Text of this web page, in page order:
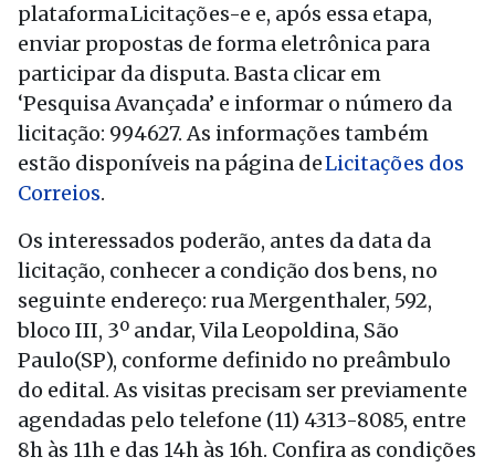
plataforma Licitações-e e, após essa etapa,
enviar propostas de forma eletrônica para
participar da disputa. Basta clicar em
‘Pesquisa Avançada’ e informar o número da
licitação: 994627. As informações também
estão disponíveis na página deLicitações dos
Correios.
Os interessados poderão, antes da data da
licitação, conhecer a condição dos bens, no
seguinte endereço: rua Mergenthaler, 592,
bloco III, 3º andar, Vila Leopoldina, São
Paulo(SP), conforme definido no preâmbulo
do edital. As visitas precisam ser previamente
agendadas pelo telefone (11) 4313-8085, entre
8h às 11h e das 14h às 16h. Confira as condições